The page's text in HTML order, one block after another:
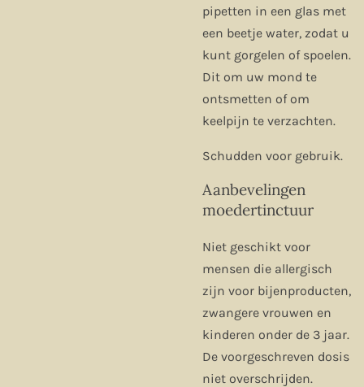
pipetten in een glas met
een beetje water, zodat u
kunt gorgelen of spoelen.
Dit om uw mond te
ontsmetten of om
keelpijn te verzachten.
Schudden voor gebruik.
Aanbevelingen
moedertinctuur
Niet geschikt voor
mensen die allergisch
zijn voor bijenproducten,
zwangere vrouwen en
kinderen onder de 3 jaar.
De voorgeschreven dosis
niet overschrijden.